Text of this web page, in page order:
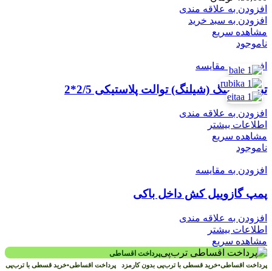
افزودن به علاقه مندی
افزودن به سبد خرید
مشاهده سریع
ناموجود
افزودن به مقایسه
تبدیل شلنگ (شیلنگ) توالت پلاستیکی 2/5*2
افزودن به علاقه مندی
اطلاعات بیشتر
مشاهده سریع
ناموجود
افزودن به مقایسه
پمپ گازوییل کش داخل باکی
افزودن به علاقه مندی
اطلاعات بیشتر
مشاهده سریع
پرداخت اقساطی
پرداخت اقساطی•خرید قسطی با ترب‌پی بدون کارمزد پرداخت اقساطی•خرید قسطی با ترب‌پی